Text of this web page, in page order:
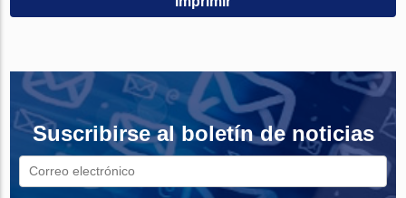
Suscribirse al boletín de noticias